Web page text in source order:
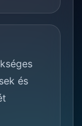
és